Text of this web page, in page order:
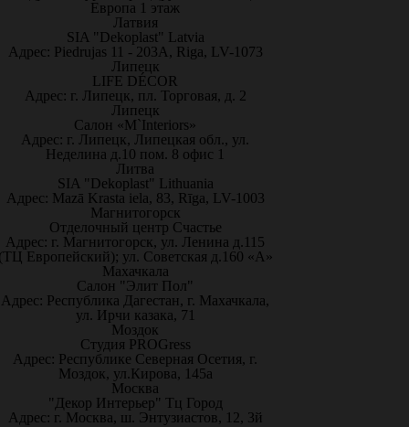
Европа 1 этаж
Латвия
SIA "Dekoplast" Latvia
Адрес: Piedrujas 11 - 203A, Riga, LV-1073
Липецк
LIFE DÉCOR
Адрес: г. Липецк, пл. Торговая, д. 2
Липецк
Салон «M`Interiors»
Адрес: г. Липецк, Липецкая обл., ул.
Неделина д.10 пом. 8 офис 1
Литва
SIA "Dekoplast" Lithuania
Адрес: Mazā Krasta iela, 83, Rīga, LV-1003
Магнитогорск
Отделочный центр Счастье
Адрес: г. Магнитогорск, ул. Ленина д.115
Европейский); ул. Советская д.160 «А»
Махачкала
Салон "Элит Пол"
Адрес: Республика Дагестан, г. Махачкала,
ул. Ирчи казака, 71
Моздок
Студия PROGress
Адрес: Республике Северная Осетия, г.
Моздок, ул.Кирова, 145а
Москва
"Декор Интерьер" Тц Город
Адрес: г. Москва, ш. Энтузиастов, 12, 3й